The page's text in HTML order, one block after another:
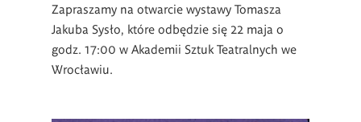
Zapraszamy na otwarcie wystawy Tomasza
Jakuba Sysło, które odbędzie się 22 maja o
godz. 17:00 w Akademii Sztuk Teatralnych we
Wrocławiu.